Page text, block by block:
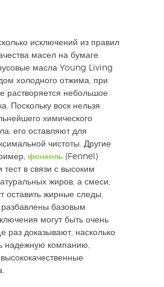
исключений из правил
масел на бумаге.
масла Young Living
холодного отжима, при
растворяется небольшое
Поскольку воск нельзя
химического
его оставляют для
чистоты. Другие
фенхель (Fennel)
тест в связи с высоким
жиров, а смеси,
оставить жирные следы,
базовым
могут быть очень
раз доказывают, насколько
надежную компанию,